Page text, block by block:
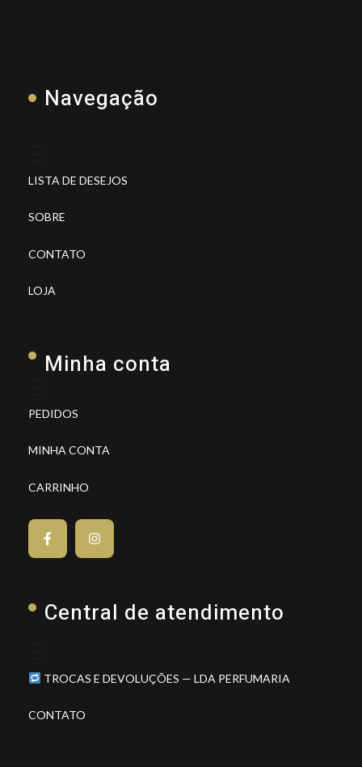
Navegação
LISTA DE DESEJOS
SOBRE
CONTATO
LOJA
Minha conta
PEDIDOS
MINHA CONTA
CARRINHO
Central de atendimento
TROCAS E DEVOLUÇÕES — LDA PERFUMARIA
CONTATO